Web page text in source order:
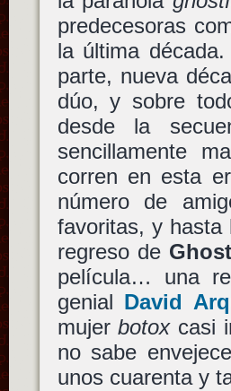
predecesoras
la última
parte, nueva
dúo, y sobre
desde la
sencillamente
corren en esta
número de
favoritas, y hasta
regreso de
película… una
genial David
mujerbotoxcasi
no sabe
unos cuarenta y